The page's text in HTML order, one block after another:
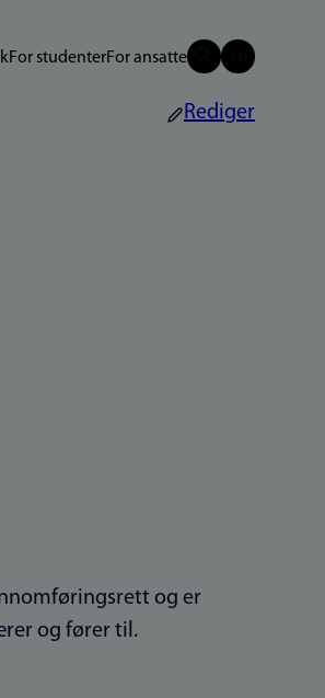
For studenterFor ansatte
Rediger
og er
og fører til.